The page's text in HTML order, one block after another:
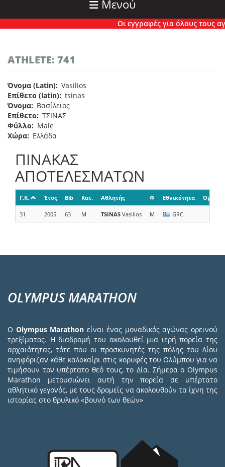
Μενού
Οι εγγραφές για όλους τους
ATHLETE: 741
Όνομα (Latin) Vasilios
Επίθετο (latin) tsinas
Όνομα
Βασίλειος
Επίθετο
ΤΣΙΝΑΣ
Φύλλο
Male
Χώρα
Ελλάδα
ΠΙΝΑΚΑΣ
ΑΠΟΤΕΛΕΣΜΑΤΩΝ
Γ.Κ. Έτος Bib Κατ. Αθλητής Φ Εθνικότητα Ομάδα/
31 2005 63 M TSINAS Vasilios M GRC
OLYMPUS MARATHON
Ο Olympus Marathon είναι ένας μοναδικός αγώνας ορεινού
τρεξίματος. Η διαδρομή του ακολουθεί μια ιερή πορεία της
αρχαιότητας, τότε που οι προσκυνητές της πόλης του Δίου
ανηφόριζαν κάθε καλοκαίρι στις κορυφές του Ολύμπου για να
τιμήσουν τον υπέρτατο θεό τους, το Δία. Σήμερα ο Olympus
Marathon μετουσιώνει αυτή την πορεία σε υπέρτατο
αθλητικό γεγονός, με τους δρομείς να ακολουθούν τα ίχνη της
ιστορίας στο θρυλικό «βουνό των θεών»